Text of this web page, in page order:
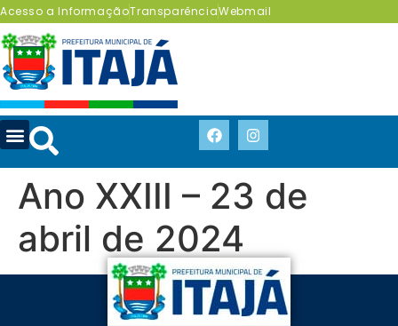
Acesso a InformaçãoTransparênciaWebmail
Ano XXIII – 23 de
abril de 2024